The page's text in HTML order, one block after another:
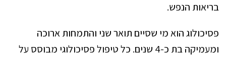
בריאות הנפש.
פסיכולוג הוא מי שסיים תואר שני והתמחות ארוכה
ומעמיקה בת כ-4 שנים. כל טיפול פסיכולוגי מבוסס על